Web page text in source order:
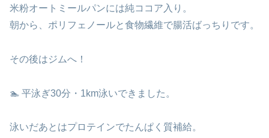
米粉オートミールパンには純ココア入り。
朝から、ポリフェノールと食物繊維で腸活ばっちりです。
その後はジムへ！
🏊 平泳ぎ30分・1km泳いできました。
泳いだあとはプロテインでたんぱく質補給。